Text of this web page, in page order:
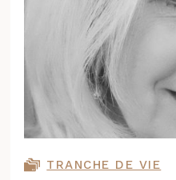
TRANCHE DE VIE